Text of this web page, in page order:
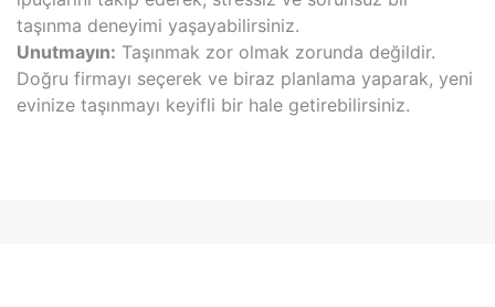
taşınma deneyimi yaşayabilirsiniz.
Unutmayın: Taşınmak zor olmak zorunda değildir.
Doğru firmayı seçerek ve biraz planlama yaparak, yeni
evinize taşınmayı keyifli bir hale getirebilirsiniz.